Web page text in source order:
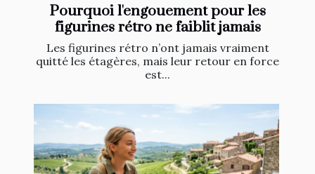
Pourquoi l'engouement pour les
figurines rétro ne faiblit jamais
Les figurines rétro n’ont jamais vraiment
quitté les étagères, mais leur retour en force
est...